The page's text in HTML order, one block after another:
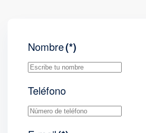
Nombre(*)
Teléfono